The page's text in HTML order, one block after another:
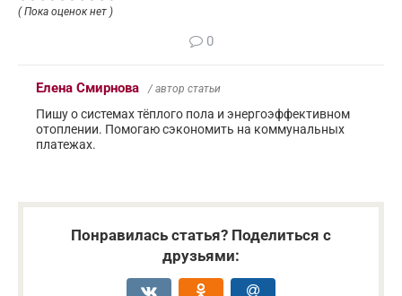
( Пока оценок нет )
0
Елена Смирнова / автор статьи
Пишу о системах тёплого пола и энергоэффективном
отоплении. Помогаю сэкономить на коммунальных
платежах.
Понравилась статья? Поделиться с
друзьями: